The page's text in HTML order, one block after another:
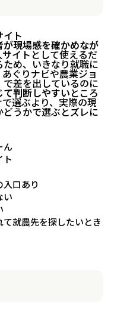
イト
が現場感を確かめなが
イトとして使えるだ
め、いきなり就職に
ぐりナビや農業ジョ
差を出しているのに
て判断しやすいところ
選ぶより、実際の現
うかで選ぶとズレに
ん
ト
口あり
い
就農先を探したいとき